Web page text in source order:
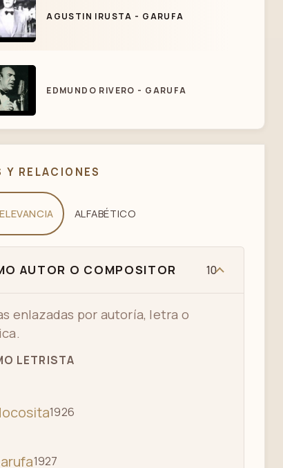
AGUSTIN IRUSTA - GARUFA
EDMUNDO RIVERO - GARUFA
DONATO RACCIATTI - OLGA DELGROSSI
MI PAPITO - MERELLO
ANA RUIZ TANGO MI PAPITO - SHOW
Y RELACIONES
ALFABÉTICO
AUTOR O COMPOSITOR 10
enlazadas por autoría, letra o
LETRISTA
1926
1927